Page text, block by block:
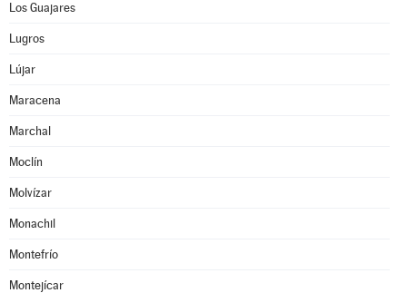
Los Guajares
Lugros
Lújar
Maracena
Marchal
Moclín
Molvízar
Monachil
Montefrío
Montejícar